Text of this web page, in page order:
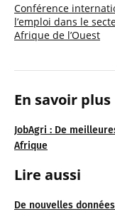
Conférence
l’emploi dans le
Afrique de l’Ouest
En savoir plus
JobAgri : De
Afrique
Lire aussi
De nouvelles